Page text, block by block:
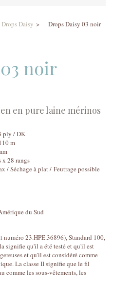
Drops Daisy > Drops Daisy 03 noir
noir
en pure laine mérinos
ply / DK
m
x 28 rangs
/ Séchage à plat / Feutrage possible
du Sud
23.HPE.36896), Standard 100,
signifie qu'il a été testé et qu'il est
et qu'il est considéré comme
La classe II signifie que le fil
comme les sous-vêtements, les